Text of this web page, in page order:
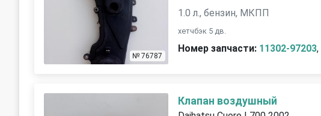
№ 76787
1.0 л., бензин, МКПП
хетчбэк 5 дв.
Номер запчасти: 11302-97203,
Клапан воздушный